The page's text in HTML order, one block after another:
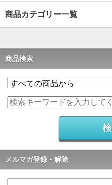
商品カテゴリー一覧
商品検索
メルマガ登録・解除